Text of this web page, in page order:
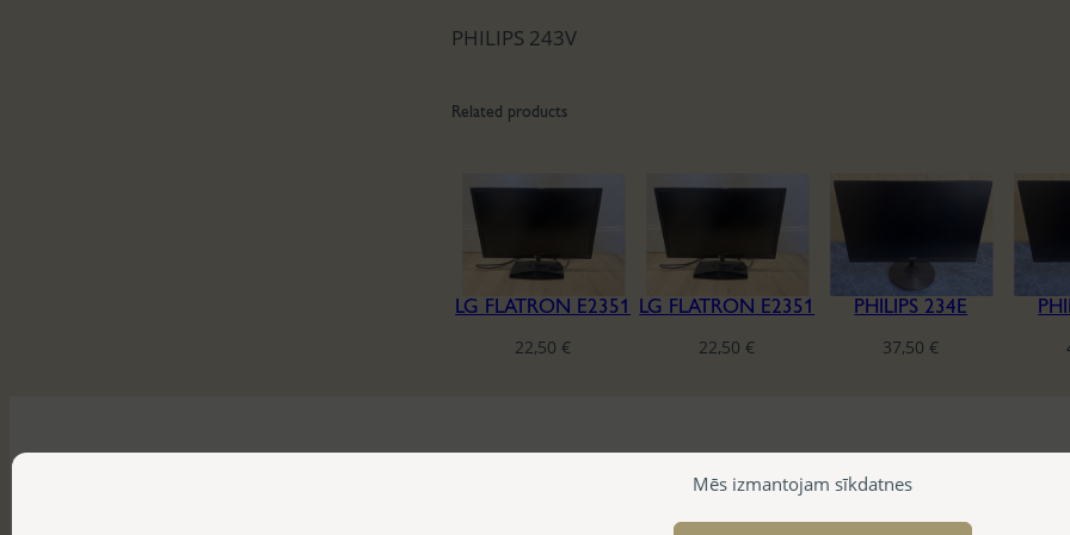
Mēs izmantojam sīkdatnes
PHILIPS 243V
Related products
LG FLATRON E2351
22,50€
LG FLATRON E2351
22,50€
PHILIPS 234E
37,50€